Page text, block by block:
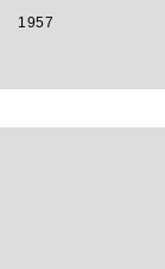
1957